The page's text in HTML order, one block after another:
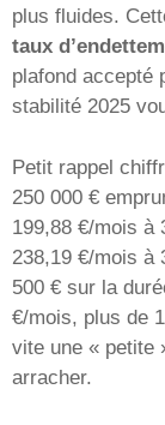
plus fluides.
taux
plafond accepté
stabilité 2025
Petit rappel
250 000 €
199,88 €/mois à
238,19 €/mois à
500 € sur la
€/mois, plus de
vite une « petite
arracher.